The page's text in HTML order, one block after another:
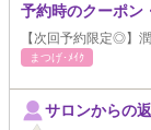
予約時のクーポン
【次回予約限定◎】
まつげ･ﾒｲｸ
サロンからの